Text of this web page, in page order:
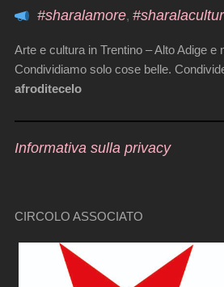
#sharalamore,
Arte e cultura in Trentino – Alto Adige e
Condividiamo solo cose belle.
afroditecelo
Informativa sulla privacy
CIRCOLO ASSOCIATO